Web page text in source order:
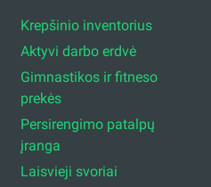
Krepšinio inventorius
Aktyvi darbo erdvė
Gimnastikos ir fitneso
prekės
Persirengimo patalpų
įranga
Laisvieji svoriai